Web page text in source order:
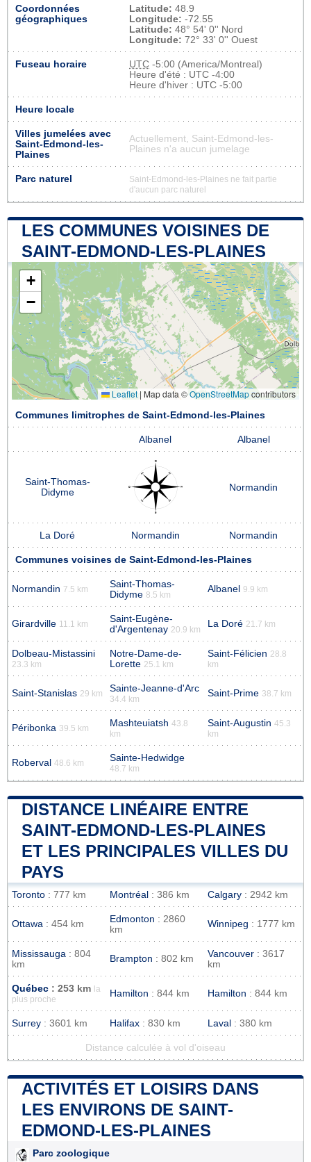
Coordonnées
géographiques
Latitude: 48.9
Longitude: -72.55
Latitude: 48° 54' 0'' Nord
Longitude: 72° 33' 0'' Ouest
Fuseau horaire UTC -5:00 (America/Montreal)
Heure d'été : UTC -4:00
Heure d'hiver : UTC -5:00
Heure locale
Villes jumelées avec
Saint-Edmond-les-
Plaines
Actuellement, Saint-Edmond-les-
Plaines n'a aucun jumelage
Parc naturel
Saint-Edmond-les-Plaines ne fait partie
d'aucun parc naturel
LES COMMUNES VOISINES DE
SAINT-EDMOND-LES-PLAINES
+
−
Leaflet | Map data ©OpenStreetMapcontributors
Communes limitrophes de Saint-Edmond-les-Plaines
Albanel Albanel
Saint-Thomas-
Didyme
Normandin
La Doré Normandin Normandin
Communes voisines de Saint-Edmond-les-Plaines
Normandin 7.5 km
Saint-Thomas-
Didyme 8.5 km
Albanel 9.9 km
Girardville 11.1 km
Saint-Eugène-
d'Argentenay 20.9 km
La Doré 21.7 km
Dolbeau-Mistassini
23.3 km
Notre-Dame-de-
Lorette 25.1 km
Saint-Félicien 28.8
km
Saint-Stanislas 29 km Sainte-Jeanne-d'Arc
34.4 km
Saint-Prime 38.7 km
Péribonka 39.5 km Mashteuiatsh 43.8
km
Saint-Augustin 45.3
km
Roberval 48.6 km Sainte-Hedwidge
48.7 km
DISTANCE LINÉAIRE ENTRE
SAINT-EDMOND-LES-PLAINES
ET LES PRINCIPALES VILLES DU
PAYS
Toronto : 777 km Montréal : 386 km Calgary : 2942 km
Ottawa : 454 km Edmonton : 2860
km
Winnipeg : 1777 km
Mississauga : 804
km
Brampton : 802 km Vancouver : 3617
km
Québec : 253 km
la
plus proche
Hamilton : 844 km Hamilton : 844 km
Surrey : 3601 km Halifax : 830 km Laval : 380 km
Distance calculée à vol d'oiseau
ACTIVITÉS ET LOISIRS DANS
LES ENVIRONS DE SAINT-
EDMOND-LES-PLAINES
Parc zoologique